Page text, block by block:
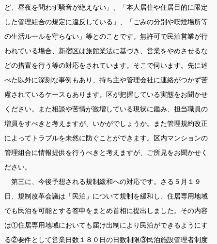
ど、昼夜を問わず騒音が絶えない」、「本人居住や住居目的に限定
した管理組合の規定に違反している」、「ごみの分別や喫煙場所等
の生活ルールを守らない」等とのことです。無許可で民泊営業が行
われている場合、新宿区は旅館業法に基づき、営業をやめさせるな
どの措置を行う等の対応をされています。そこで伺います。先に述
べた以外に深刻な事例もあり、持ち主や管理会社に連絡がつかず苦
慮されているケースもあります。区が把握している実態をお聞かせ
ください。また相談や苦情が激増している現状に鑑み、担当職員の
増員をすべきと考えますが、いかがでしょうか。また管理規約改正
によってトラブルを未然に防ぐことができます。区内マンションの
管理組合に情報提供を行うべきと考えますが、ご所見をお聞かせく
ださい。
第三に、今後予想される規制緩和への対応です。さる５月１９
日、規制改革会議は「民泊」について規制を緩和し、住居専用地域
でも民泊を可能とする答申をまとめ首相に提出しました。その内容
は①住居専用地域においても届け出制により民泊ができるようにす
る②要件として営業日数１８０日の日数制限③民泊施設管理者制度